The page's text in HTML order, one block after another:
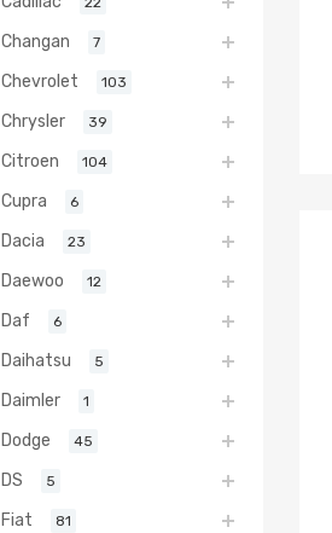
Changan 7
Chevrolet 103
Chrysler 39
Citroen 104
Cupra 6
Dacia 23
Daewoo 12
Daf 6
Daihatsu 5
Daimler 1
Dodge 45
DS 5
Fiat 81